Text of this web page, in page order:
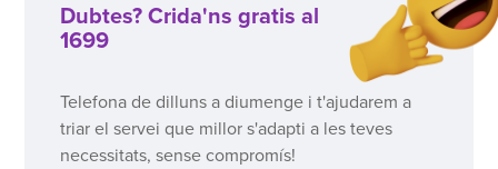
Dubtes? Crida'ns gratis al
1699
Telefona de dilluns a diumenge i t'ajudarem a
triar el servei que millor s'adapti a les teves
necessitats, sense compromís!